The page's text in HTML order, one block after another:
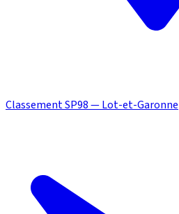
Classement SP98 — Lot-et-Garonne